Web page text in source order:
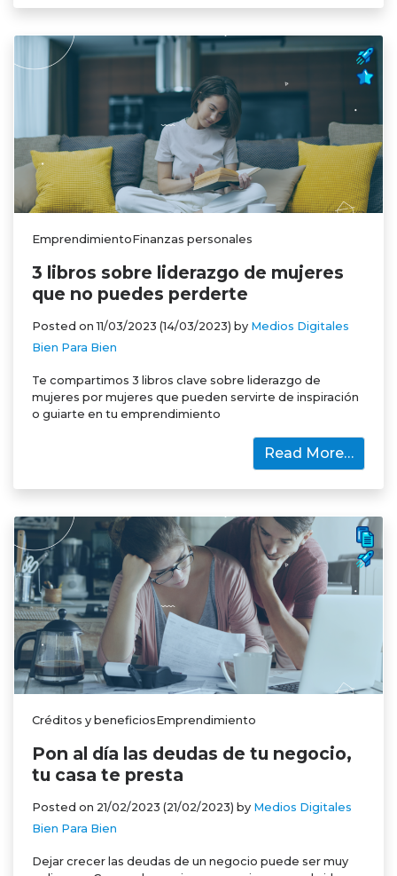
EmprendimientoFinanzas personales
3 libros sobre liderazgo de mujeres
que no puedes perderte
Posted on11/03/2023 (14/03/2023) by Medios Digitales
Bien Para Bien
Te compartimos 3 libros clave sobre liderazgo de
mujeres por mujeres que pueden servirte de inspiración
o guiarte en tu emprendimiento
Read More…
Créditos y beneficiosEmprendimiento
Pon al día las deudas de tu negocio,
tu casa te presta
Posted on 21/02/2023 (21/02/2023) by Medios Digitales
Bien Para Bien
Dejar crecer las deudas de un negocio puede ser muy